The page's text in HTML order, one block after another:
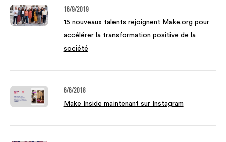
16/9/2019
15 nouveaux talents rejoignent Make.org pour
accélérer la transformation positive de la
société
6/6/2018
Make Inside maintenant sur Instagram